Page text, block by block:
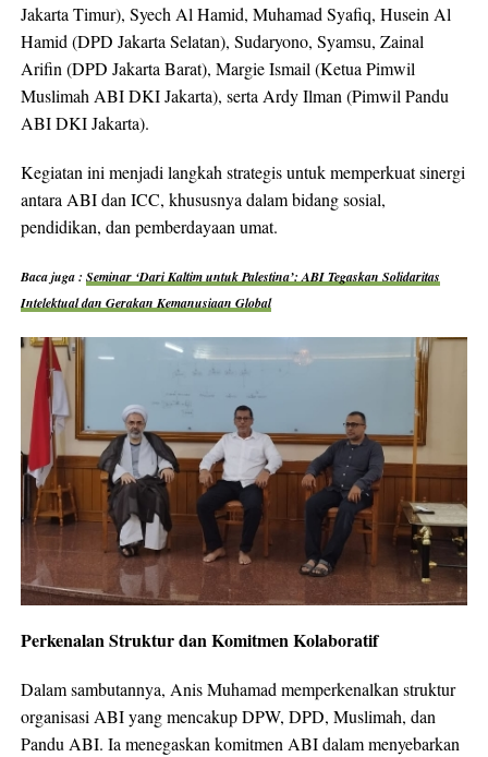
Jakarta Timur), Syech Al Hamid, Muhamad Syafiq, Husein Al
Hamid (DPD Jakarta Selatan), Sudaryono, Syamsu, Zainal
Arifin (DPD Jakarta Barat), Margie Ismail (Ketua Pimwil
Muslimah ABI DKI Jakarta), serta Ardy Ilman (Pimwil Pandu
ABI DKI Jakarta).
Kegiatan ini menjadi langkah strategis untuk memperkuat sinergi
antara ABI dan ICC, khususnya dalam bidang sosial,
pendidikan, dan pemberdayaan umat.
Baca juga : Seminar ‘Dari Kaltim untuk Palestina’: ABI Tegaskan Solidaritas
Intelektual dan Gerakan Kemanusiaan Global
Perkenalan Struktur dan Komitmen Kolaboratif
Dalam sambutannya, Anis Muhamad memperkenalkan struktur
organisasi ABI yang mencakup DPW, DPD, Muslimah, dan
Pandu ABI. Ia menegaskan komitmen ABI dalam menyebarkan